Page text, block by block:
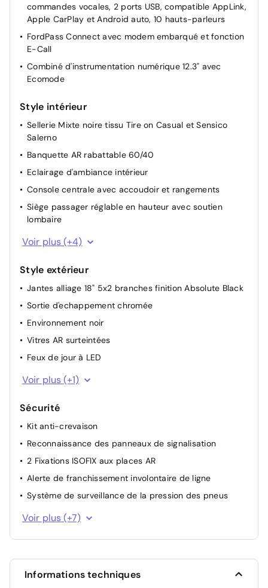
Suspension sport
Vitres AV/AR électriques à impulsion haut/bas
5 Modes de conduite sélectionnables (normal, eco,
sport, faible adhérence, trail)
Rétroviseurs extérieurs dégivrants, réglables et
rabattables électriquement
commandes vocales, 2 ports USB, compatible AppLink,
Apple CarPlay et Android auto, 10 hauts-parleurs
FordPass Connect avec modem embarqué et fonction
E-Call
Combiné d'instrumentation numérique 12.3" avec
Ecomode
Style intérieur
Sellerie Mixte noire tissu Tire on Casual et Sensico
Salerno
Banquette AR rabattable 60/40
Eclairage d'ambiance intérieur
Console centrale avec accoudoir et rangements
Siège passager réglable en hauteur avec soutien
lombaire
Volant à méplat 3 branches ST-Line avec surpiqûres
Levier de frein à main Sensico
Siège conducteur réglable en hauteur avec soutien
lombaire
Voir plus (+4)
Style extérieur
Jantes alliage 18" 5x2 branches finition Absolute Black
Sortie d'echappement chromée
Environnement noir
Vitres AR surteintées
Feux de jour à LED
Feux AR à LED
Voir plus (+1)
Sécurité
Kit anti-crevaison
Reconnaissance des panneaux de signalisation
2 Fixations ISOFIX aux places AR
Alerte de franchissement involontaire de ligne
Système de surveillance de la pression des pneus
Feux antibrouillard AV avec fonction éclairage d'angle
des feux de route aux feux de croisement
Aide au maintien dans la voie avec détection des bas-
Voir plus (+7)
Informations techniques